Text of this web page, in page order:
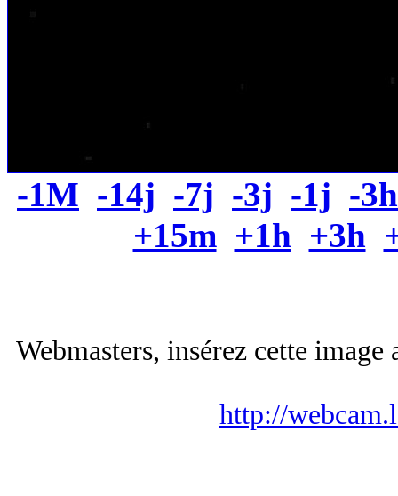
-1M -14j -7j -3j -1j -3h
+15m +1h +3h
Webmasters, insérez cette
http://